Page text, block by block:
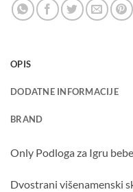
OPIS
DODATNE INFORMACIJE
BRAND
Only Podloga za Igru
Dvostrani višenamenski